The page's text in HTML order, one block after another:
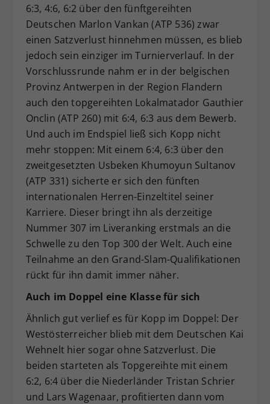
6:3, 4:6, 6:2 über den fünftgereihten
Deutschen Marlon Vankan (ATP 536) zwar
einen Satzverlust hinnehmen müssen, es blieb
jedoch sein einziger im Turnierverlauf. In der
Vorschlussrunde nahm er in der belgischen
Provinz Antwerpen in der Region Flandern
auch den topgereihten Lokalmatador Gauthier
Onclin (ATP 260) mit 6:4, 6:3 aus dem Bewerb.
Und auch im Endspiel ließ sich Kopp nicht
mehr stoppen: Mit einem 6:4, 6:3 über den
zweitgesetzten Usbeken Khumoyun Sultanov
(ATP 331) sicherte er sich den fünften
internationalen Herren-Einzeltitel seiner
Karriere. Dieser bringt ihn als derzeitige
Nummer 307 im Liveranking erstmals an die
Schwelle zu den Top 300 der Welt. Auch eine
Teilnahme an den Grand-Slam-Qualifikationen
rückt für ihn damit immer näher.
Auch im Doppel eine Klasse für sich
Ähnlich gut verlief es für Kopp im Doppel: Der
Westösterreicher blieb mit dem Deutschen Kai
Wehnelt hier sogar ohne Satzverlust. Die
beiden starteten als Topgereihte mit einem
6:2, 6:4 über die Niederländer Tristan Schrier
und Lars Wagenaar, profitierten dann vom